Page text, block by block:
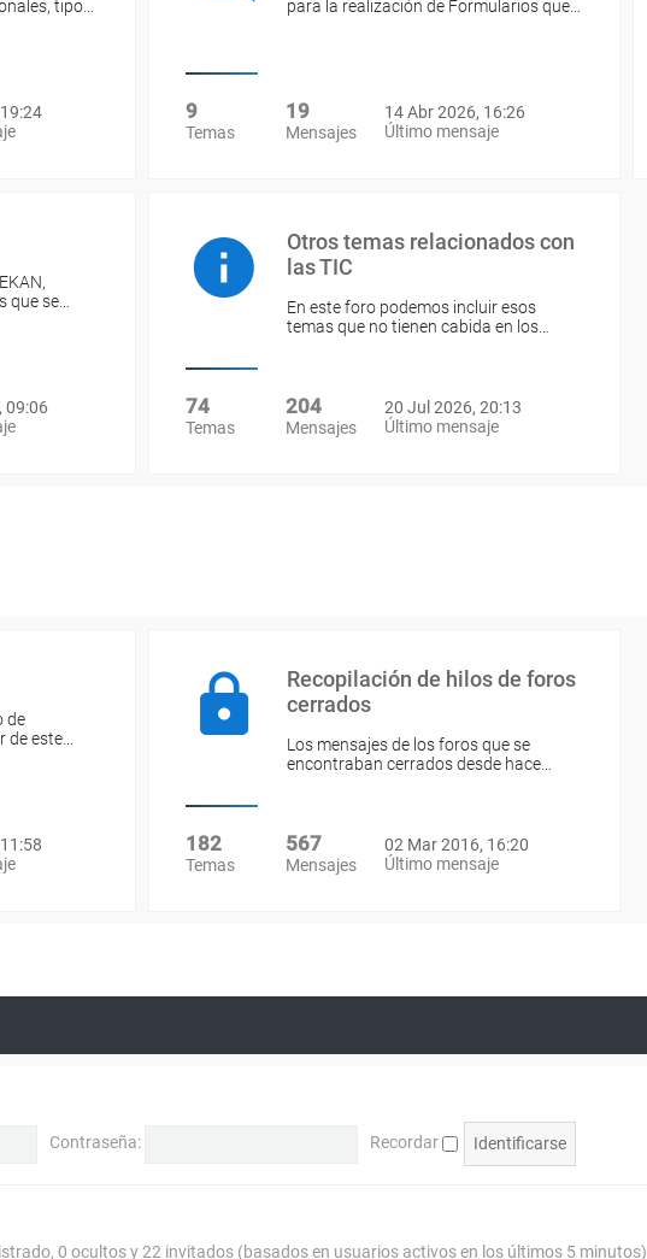
tipo…
para la realización de Formularios que…
9
Temas
19
Mensajes
14 Abr 2026, 16:26
Último mensaje
se…
09:06
Otros temas relacionados con
las TIC
En este foro podemos incluir esos
temas que no tienen cabida en los…
74
Temas
204
Mensajes
20 Jul 2026, 20:13
Último mensaje
de
este…
Recopilación de hilos de foros
cerrados
Los mensajes de los foros que se
encontraban cerrados desde hace…
182
Temas
567
Mensajes
02 Mar 2016, 16:20
Último mensaje
Contraseña: Recordar
0 ocultos y 22 invitados (basados en usuarios activos en los últimos 5 minutos)